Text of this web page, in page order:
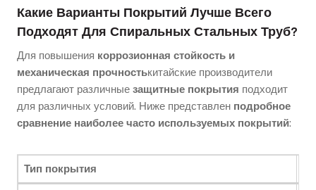
Какие Варианты Покрытий Лучше Всего
Подходят Для Спиральных Стальных Труб?
Для повышения коррозионная стойкость и
механическая прочностькитайские производители
предлагают различные защитные покрытия подходит
для различных условий. Ниже представлен подробное
сравнение наиболее часто используемых покрытий:
Тип покрытия